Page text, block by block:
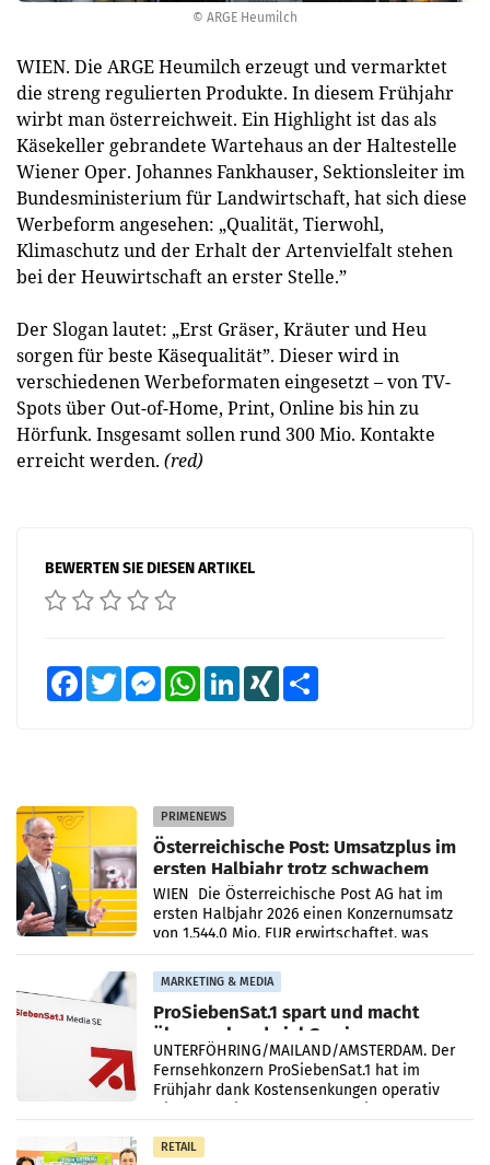
© ARGE Heumilch
WIEN. Die ARGE Heumilch erzeugt und vermarktet
die streng regulierten Produkte. In diesem Frühjahr
wirbt man österreichweit. Ein Highlight ist das als
Käsekeller gebrandete Wartehaus an der Haltestelle
Wiener Oper. Johannes Fankhauser, Sektionsleiter im
Bundesministerium für Landwirtschaft, hat sich diese
Werbeform angesehen: „Qualität, Tierwohl,
Klimaschutz und der Erhalt der Artenvielfalt stehen
bei der Heuwirtschaft an erster Stelle.”
Der Slogan lautet: „Erst Gräser, Kräuter und Heu
sorgen für beste Käsequalität”. Dieser wird in
verschiedenen Werbeformaten eingesetzt – von TV-
Spots über Out-of-Home, Print, Online bis hin zu
Hörfunk. Insgesamt sollen rund 300 Mio. Kontakte
erreicht werden. (red)
BEWERTEN SIE DIESEN ARTIKEL
FacebookTwitter MessengerWhatsAppLinkedInXING
PRIMENEWS
Österreichische Post: Umsatzplus im
ersten Halbjahr trotz schwachem
Briefgeschäft
WIEN Die Österreichische Post AG hat im
ersten Halbjahr 2026 einen Konzernumsatz
von 1.544,0 Mio. EUR erwirtschaftet, was
einem Plus von 3,8 Prozent gegenüber dem
Vergleichszeitraum
MARKETING & MEDIA
ProSiebenSat.1 spart und macht
überraschend viel Gewinn
UNTERFÖHRING/MAILAND/AMSTERDAM. Der
Fernsehkonzern ProSiebenSat.1 hat im
Frühjahr dank Kostensenkungen operativ
RETAIL